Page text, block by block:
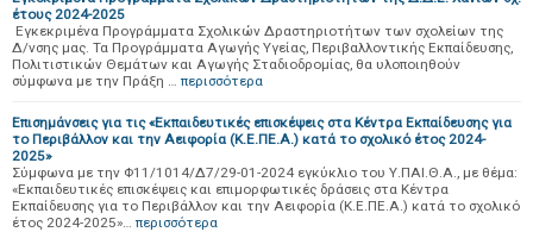
έτους 2024-2025
Εγκεκριμένα Προγράμματα Σχολικών Δραστηριοτήτων των σχολείων της
Δ/νσης μας. Τα Προγράμματα Αγωγής Υγείας, Περιβαλλοντικής Εκπαίδευσης,
Πολιτιστικών Θεμάτων και Αγωγής Σταδιοδρομίας, θα υλοποιηθούν
σύμφωνα με την Πράξη … περισσότερα
Επισημάνσεις για τις «Εκπαιδευτικές επισκέψεις στα Κέντρα Εκπαίδευσης για
το Περιβάλλον και την Αειφορία (Κ.Ε.ΠΕ.Α.) κατά το σχολικό έτος 2024-
2025»
Σύμφωνα με την Φ11/1014/Δ7/29-01-2024 εγκύκλιο του Υ.ΠΑΙ.Θ.Α., με θέμα:
«Εκπαιδευτικές επισκέψεις και επιμορφωτικές δράσεις στα Κέντρα
Εκπαίδευσης για το Περιβάλλον και την Αειφορία (Κ.Ε.ΠΕ.Α.) κατά το σχολικό
έτος 2024-2025»… περισσότερα